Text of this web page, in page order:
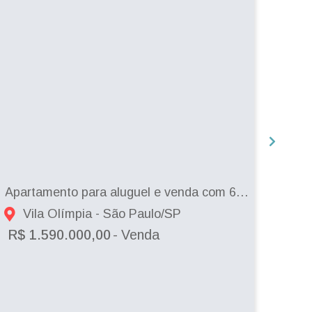
Apartamento para aluguel e venda com 67 metros quadrados com 1 quarto.
Vila Olímpia - São Paulo/SP
R$ 1.590.000,00 - Venda